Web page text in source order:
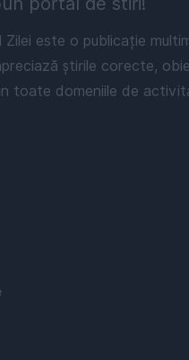
Zilei este o publicație
știrile corecte,
toate domeniile de